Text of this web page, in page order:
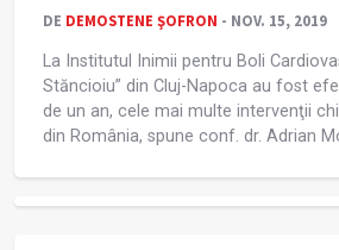
DE DEMOSTENE ŞOFRON - NOV. 15, 2019
La Institutul Inimii pentru Boli
Stăncioiu” din Cluj-Napoca au fost
de un an, cele mai multe intervenţii
din România, spune conf. dr. Adrian